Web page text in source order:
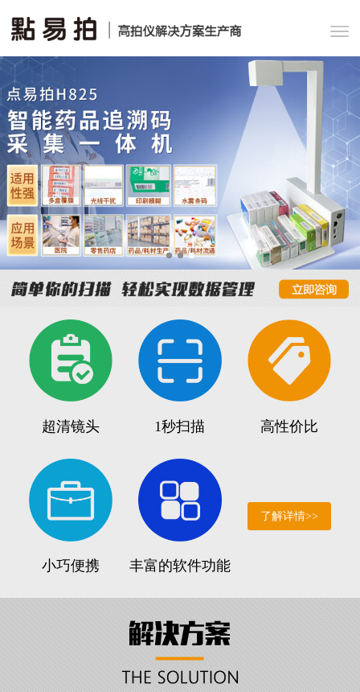
超清镜头 1秒扫描 高性价比
小巧便携 丰富的软件功能
了解详情>>